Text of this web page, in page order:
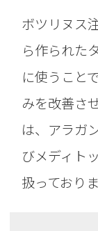
ボツリヌス
ら作られた
に使うこと
みを改善さ
は、アラガ
びメディト
扱っておりま